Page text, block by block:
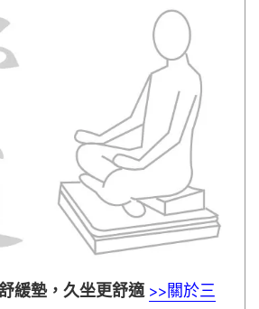
緩墊，久坐更舒適 >>關於三